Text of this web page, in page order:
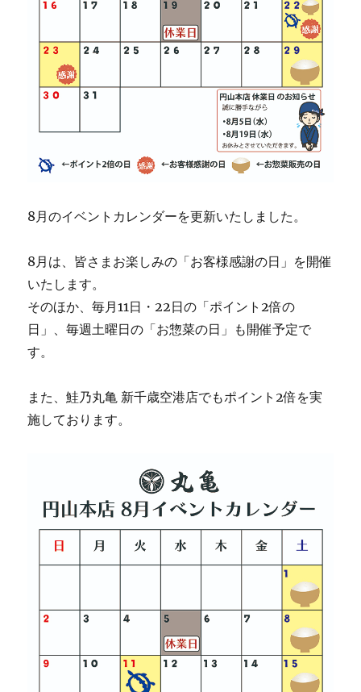
8月のイベントカレンダーを更新いたしました。
8月は、皆さまお楽しみの「お客様感謝の日」を開催
いたします。
そのほか、毎月11日・22日の「ポイント2倍の
日」、毎週土曜日の「お惣菜の日」も開催予定で
す。
また、鮭乃丸亀 新千歳空港店でもポイント2倍を実
施しております。